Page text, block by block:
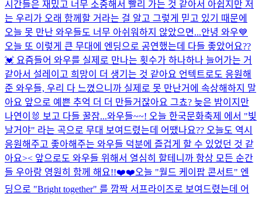
시간들은 재밌고 너무 소중해서 빨리 가는 것 같아서 아쉽지만 저
는 우리가 오래 함께할 거라는 걸 알고 그렇게 믿고 있기 때문에
오늘 못 만난 와우들도 너무 아쉬워하지 않았으면...안녕 와우💙
오늘 또 이렇게 큰 무대에 엔딩으로 공연했는데 다들 좋았어요??
💓 요즘들어 와우를 실제로 만나는 횟수가 하나하나 늘어가는 거
같아서 설레이고 희망이 더 생기는 것 같아요 언텍트로도 응원해
준 와우들, 우리 다 느꼈으니까 실제로 못 만난거에 속상해하지 말
아요 앞으로 예쁜 추억 더 더 만들거잖아요 그쵸? 늦은 밤이지만
나연이🐰 보고 다들 꿀잠...와우들~~! 오늘 한국문화축제 에서 "빛
날거야" 라는 곡으로 무대 보여드렸는데 어땠나요?? 오늘도 역시
응원해주고 좋아해주는 와우들 덕분에 즐겁게 할 수 있었던 것 같
아요>< 앞으로도 와우들 위해서 열심히 할테니까 항상 모든 순간
들 우아랑 영원히 함께 해요!!❤️❤️오늘 "월드 케이팝 콘서트" 엔
딩으로 "Bright together" 를 깜짝 서프라이즈로 보여드렸는데 어